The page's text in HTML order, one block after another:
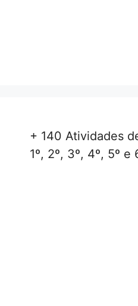
+ 140 Atividades
1º, 2º, 3º, 4º, 5º e